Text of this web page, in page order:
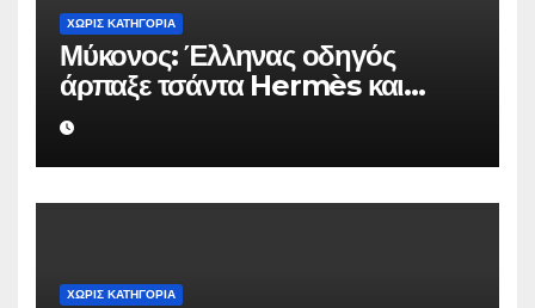
ΧΩΡΊΣ ΚΑΤΗΓΟΡΊΑ
Μύκονος: Έλληνας οδηγός
άρπαξε τσάντα Hermès και
Rolex αξίας 75.000 ευρώ από
Ουκρανό τουρίστα
ΧΩΡΊΣ ΚΑΤΗΓΟΡΊΑ